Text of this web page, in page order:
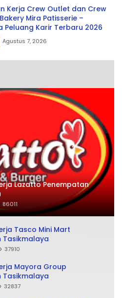
Kerja Crew Outlet dan Crew
Mira Patisserie –
Peluang Karir Terbaru 2026
Agustus 7, 2026
Lazatto Penempatan
86011
Tasco Mini Mart
Tasikmalaya
37910
Mayora Group
Tasikmalaya
32837